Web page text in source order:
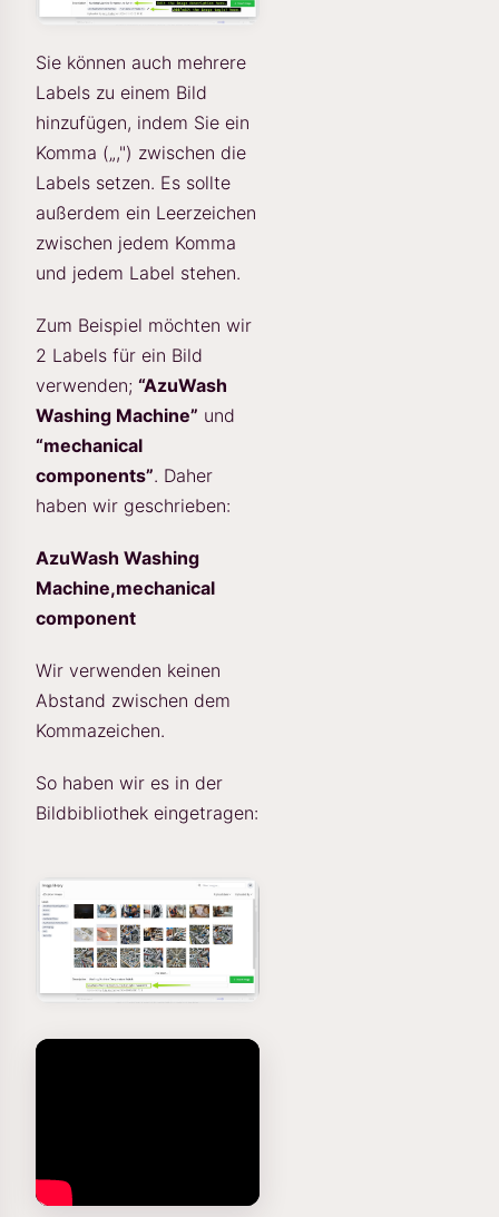
Sie können auch mehrere
Labels zu einem Bild
hinzufügen, indem Sie ein
Komma („,") zwischen die
Labels setzen. Es sollte
außerdem ein Leerzeichen
zwischen jedem Komma
und jedem Label stehen.
Zum Beispiel möchten wir
2 Labels für ein Bild
verwenden; “AzuWash
Washing Machine” und
“mechanical
components”. Daher
haben wir geschrieben:
AzuWash Washing
Machine,mechanical
component
Wir verwenden keinen
Abstand zwischen dem
Kommazeichen.
So haben wir es in der
Bildbibliothek eingetragen: